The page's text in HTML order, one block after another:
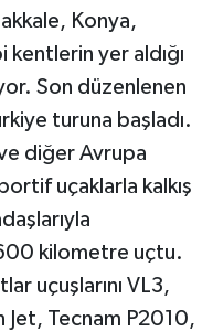
Konya,
yer aldığı
Son düzenlenen
turuna başladı.
diğer Avrupa
uçaklarla kalkış
kilometre uçtu.
uçuşlarını VL3,
Tecnam P2010,